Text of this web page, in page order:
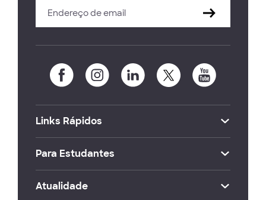
Links Rápidos
Para Estudantes
Atualidade